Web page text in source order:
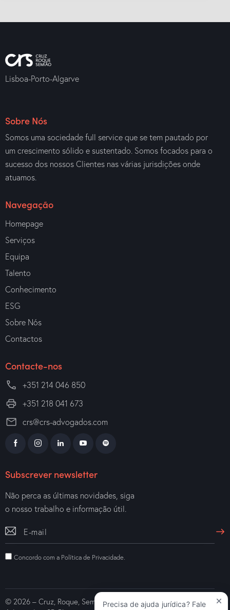
Lisboa-Porto-Algarve
Sobre Nós
Somos uma sociedade full service que se tem pautado por
um crescimento sólido e sustentado. Somos focados para o
sucesso dos nossos Clientes nas várias jurisdições onde
atuamos.
Navegação
Homepage
Serviços
Equipa
Talento
Conhecimento
ESG
Sobre Nós
Contactos
Contacte-nos
+351 214 046 850
+351 218 041 673
crs@crs-advogados.com
Subscrever newsletter
Não perca as últimas novidades, siga
o nosso trabalho e informação útil.
Concordo com a Política de Privacidade
© 2026 – Cruz, Roque, Semião e Associados – Sociedade de
Precisa de ajuda jurídica? Fale